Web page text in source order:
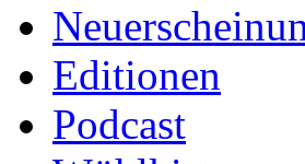
Editionen
Podcast